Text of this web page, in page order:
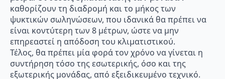
καθορίζουν τη διαδρομή και το μήκος των
ψυκτικών σωληνώσεων, που ιδανικά θα πρέπει να
είναι κοντύτερη των 8 μέτρων, ώστε να μην
επηρεαστεί η απόδοση του κλιματιστικού.
Τέλος, θα πρέπει μία φορά τον χρόνο να γίνεται η
συντήρηση τόσο της εσωτερικής, όσο και της
εξωτερικής μονάδας, από εξειδικευμένο τεχνικό.